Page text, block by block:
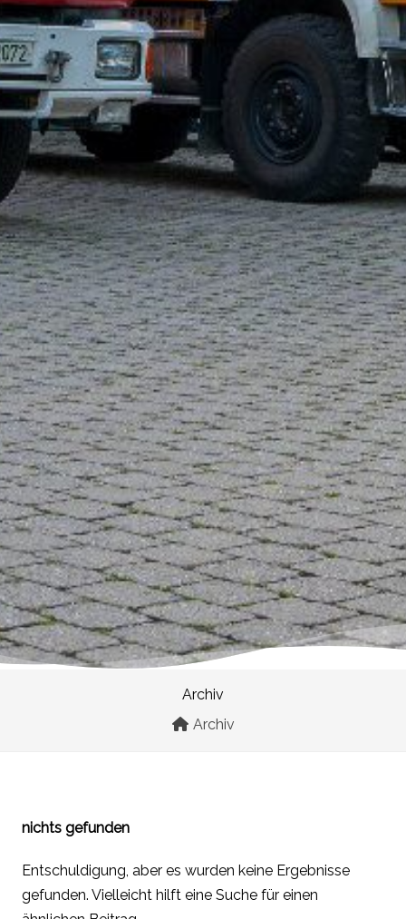
Archiv
Archiv
nichts gefunden
Entschuldigung, aber es wurden keine Ergebnisse
gefunden. Vielleicht hilft eine Suche für einen